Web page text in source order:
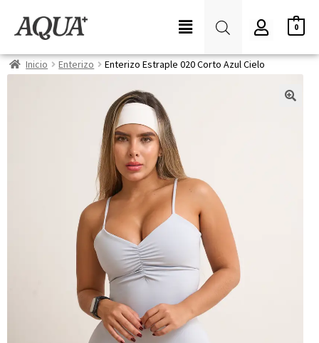
0
Inicio Enterizo Enterizo Estraple 020 Corto Azul Cielo